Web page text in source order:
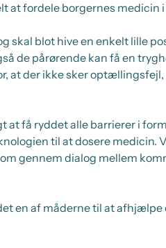
at fordele borgernes medicin
skal blot hive en enkelt lille
de pårørende kan få en
at der ikke sker optællingsfejl,
at få ryddet alle barrierer i
til at dosere medicin.
gennem dialog mellem
en af måderne til at